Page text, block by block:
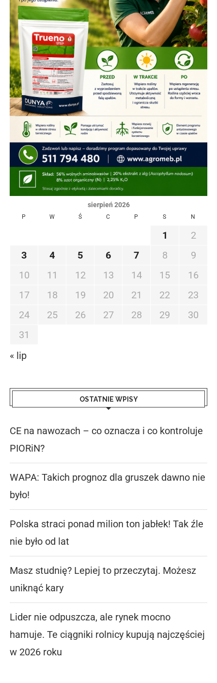
sierpień 2026
P W Ś C P S N
1
2
3
4 5 6 7 8
9
10
11 12 13 14 15
16
17
18 19 20 21 22
23
24
25 26 27 28 29
30
31
« lip
OSTATNIE WPISY
CE na nawozach – co oznacza i co kontroluje
PIORiN?
WAPA: Takich prognoz dla gruszek dawno nie
było!
Polska straci ponad milion ton jabłek! Tak źle
nie było od lat
Masz studnię? Lepiej to przeczytaj. Możesz
uniknąć kary
Lider nie odpuszcza, ale rynek mocno
hamuje. Te ciągniki rolnicy kupują najczęściej
w 2026 roku